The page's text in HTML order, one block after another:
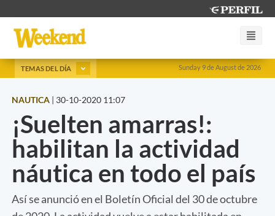
Sunday 9 de August de 2026
TEMAS DEL DÍA
NAUTICA | 30-10-2020 11:07
¡Suelten amarras!:
habilitan la actividad
náutica en todo el país
Así se anunció en el Boletín Oficial del 30 de octubre